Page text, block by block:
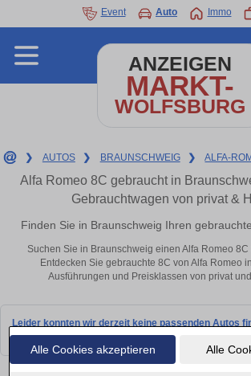
Alle Cookies akzeptieren Alle
Event Auto Immo
ANZEIGEN
MARKT-
WOLFSBURG
❯ AUTOS ❯ BRAUNSCHWEIG ❯ ALFA-
Alfa Romeo 8C gebraucht in
Gebrauchtwagen von privat &
Finden Sie in Braunschweig Ihren
Suchen Sie in Braunschweig einen Alfa Romeo
Entdecken Sie gebrauchte 8C von Alfa Romeo
Ausführungen und Preisklassen von privat
Leider konnten wir derzeit keine passenden Autos
bald wieder vorbei!